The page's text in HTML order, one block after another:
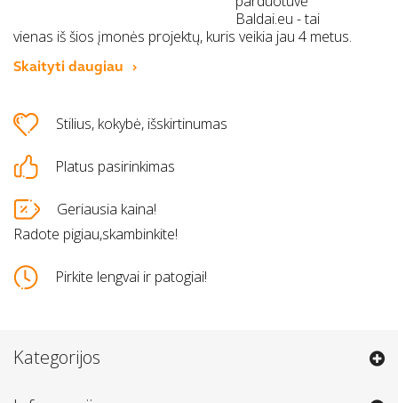
Baldai.eu - tai
vienas iš šios įmonės projektų, kuris veikia jau 4 metus.
Skaityti daugiau
Stilius, kokybė, išskirtinumas
Platus pasirinkimas
Geriausia kaina!
Radote pigiau,skambinkite!
Pirkite lengvai ir patogiai!
Kategorijos